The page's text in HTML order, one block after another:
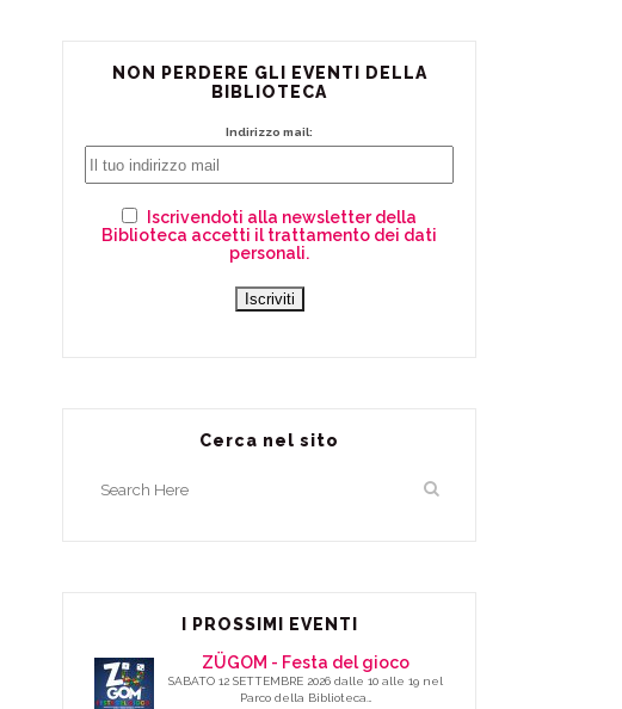
NON PERDERE GLI EVENTI DELLA
BIBLIOTECA
Indirizzo mail:
Iscrivendoti alla newsletter della
Biblioteca accetti il trattamento dei dati
personali.
Cerca nel sito
I PROSSIMI EVENTI
ZÜGOM - Festa del gioco
SABATO 12 SETTEMBRE 2026 dalle 10 alle 19 nel
Parco della Biblioteca…